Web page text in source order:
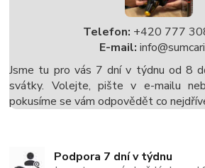
Telefon: +420 777
E-mail:
Jsme tu pro vás 7 dní v týdnu od 8
svátky. Volejte, pište v e-mailu
pokusíme se vám odpovědět co
Podpora 7 dní v týdnu